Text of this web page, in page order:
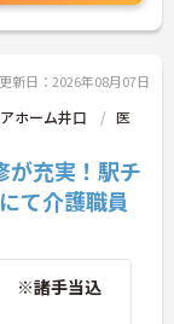
更新日：2026年08月07日
ホーム井口
医
が充実！駅チ
て介護職員
※諸手当込